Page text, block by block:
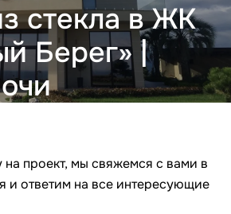
стекла в ЖК
Берег» |
проект, мы свяжемся с вами в
и ответим на все интересующие